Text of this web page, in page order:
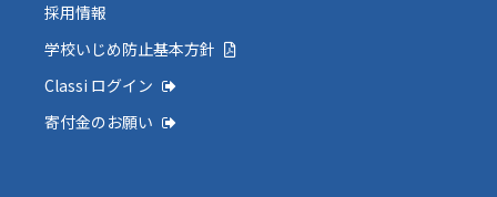
採用情報
学校いじめ防止基本方針
Classi ログイン
寄付金のお願い